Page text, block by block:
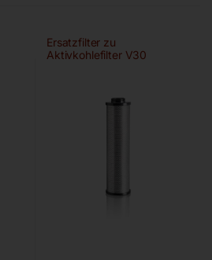
Ersatzfilter zu
Aktivkohlefilter V30